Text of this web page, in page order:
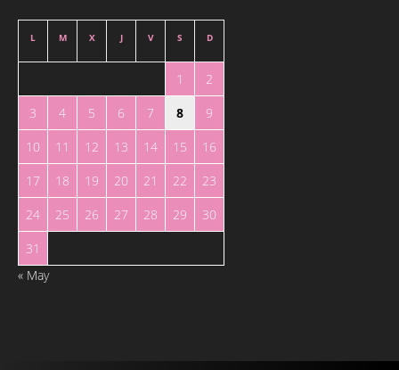
L M X J V S D
1
2
3
4 5 6 7 8
9
10
11 12 13 14 15
16
17
18 19 20 21 22
23
24
25 26 27 28 29
30
31
« May